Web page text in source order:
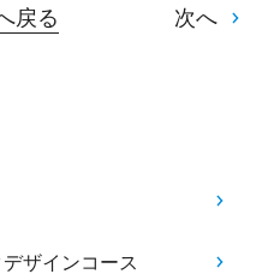
戻る 次へ
ザインコース